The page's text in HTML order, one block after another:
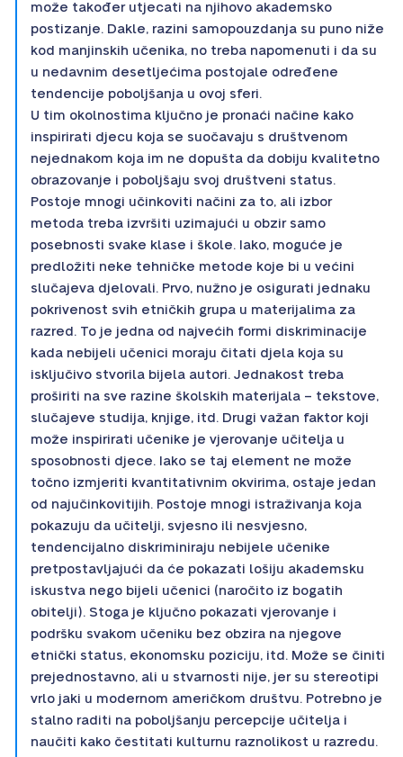
može također utjecati na njihovo akademsko
postizanje. Dakle, razini samopouzdanja su puno niže
kod manjinskih učenika, no treba napomenuti i da su
u nedavnim desetljećima postojale određene
tendencije poboljšanja u ovoj sferi.
U tim okolnostima ključno je pronaći načine kako
inspirirati djecu koja se suočavaju s društvenom
nejednakom koja im ne dopušta da dobiju kvalitetno
obrazovanje i poboljšaju svoj društveni status.
Postoje mnogi učinkoviti načini za to, ali izbor
metoda treba izvršiti uzimajući u obzir samo
posebnosti svake klase i škole. Iako, moguće je
predložiti neke tehničke metode koje bi u većini
slučajeva djelovali. Prvo, nužno je osigurati jednaku
pokrivenost svih etničkih grupa u materijalima za
razred. To je jedna od najvećih formi diskriminacije
kada nebijeli učenici moraju čitati djela koja su
isključivo stvorila bijela autori. Jednakost treba
proširiti na sve razine školskih materijala – tekstove,
slučajeve studija, knjige, itd. Drugi važan faktor koji
može inspirirati učenike je vjerovanje učitelja u
sposobnosti djece. Iako se taj element ne može
točno izmjeriti kvantitativnim okvirima, ostaje jedan
od najučinkovitijih. Postoje mnogi istraživanja koja
pokazuju da učitelji, svjesno ili nesvjesno,
tendencijalno diskriminiraju nebijele učenike
pretpostavljajući da će pokazati lošiju akademsku
iskustva nego bijeli učenici (naročito iz bogatih
obitelji). Stoga je ključno pokazati vjerovanje i
podršku svakom učeniku bez obzira na njegove
etnički status, ekonomsku poziciju, itd. Može se činiti
prejednostavno, ali u stvarnosti nije, jer su stereotipi
vrlo jaki u modernom američkom društvu. Potrebno je
stalno raditi na poboljšanju percepcije učitelja i
naučiti kako čestitati kulturnu raznolikost u razredu.